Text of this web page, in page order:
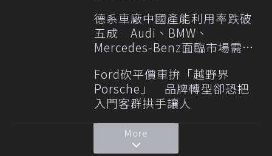
德系車廠中國產能利用率跌破
五成 Audi、BMW、
Mercedes-Benz面臨市場需求
Ford砍平價車拚「越野界
Porsche」 品牌轉型卻恐把
入門客群拱手讓人
More